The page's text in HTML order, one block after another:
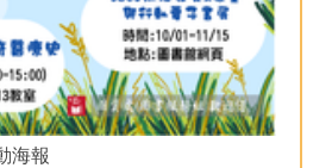
海報